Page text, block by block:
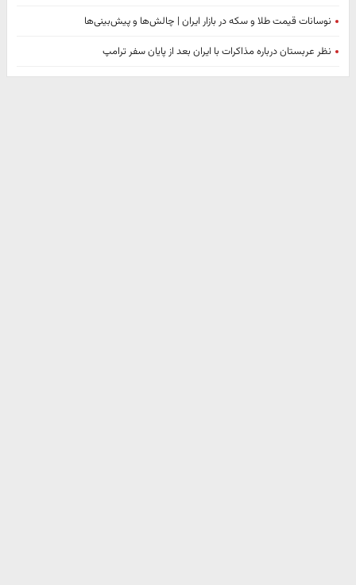
نوسانات قیمت طلا و سکه در بازار ایران | چالش‌ها و پیش‌بینی‌ها
نظر عربستان درباره مذاکرات با ایران بعد از پایان سفر ترامپ